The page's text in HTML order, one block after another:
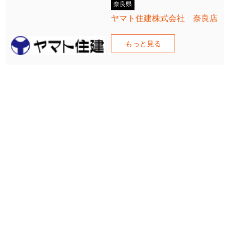
奈良県
ヤマト住建株式会社 奈良店
もっと見る